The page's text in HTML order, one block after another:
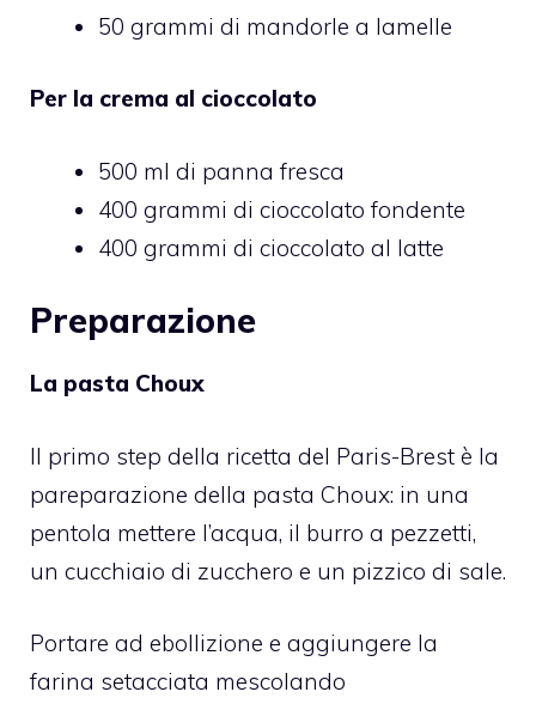
50 grammi di mandorle a lamelle
Per la crema al cioccolato
500 ml di panna fresca
400 grammi di cioccolato fondente
400 grammi di cioccolato al latte
Preparazione
La pasta Choux
Il primo step della ricetta del Paris-Brest è la
pareparazione della pasta Choux: in una
pentola mettere l’acqua, il burro a pezzetti,
un cucchiaio di zucchero e un pizzico di sale.
Portare ad ebollizione e aggiungere la
farina setacciata mescolando